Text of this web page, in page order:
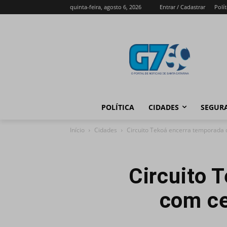
quinta-feira, agosto 6, 2026 Entrar / Cadastrar
POLÍTICA CIDADES
Início Cidades Circuito Tekoá encerra
Circuito
com